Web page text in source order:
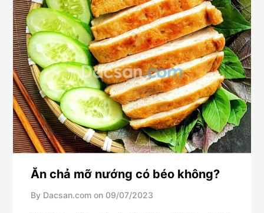
Ăn chả mỡ nướng có béo không?
By Dacsan.com on 09/07/2023